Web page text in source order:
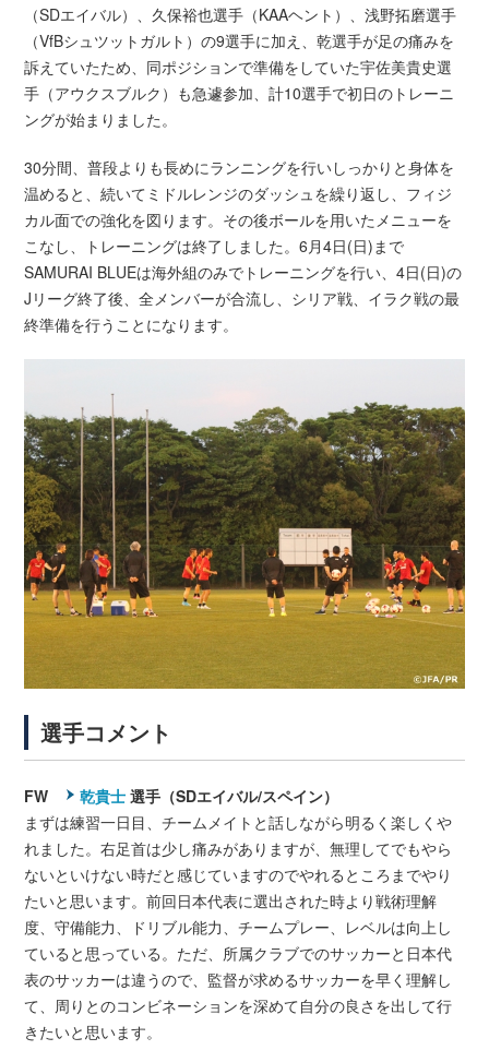
（SDエイバル）、久保裕也選手（KAAヘント）、浅野拓磨選手
（VfBシュツットガルト）の9選手に加え、乾選手が足の痛みを
訴えていたため、同ポジションで準備をしていた宇佐美貴史選
手（アウクスブルク）も急遽参加、計10選手で初日のトレーニ
ングが始まりました。
30分間、普段よりも長めにランニングを行いしっかりと身体を
温めると、続いてミドルレンジのダッシュを繰り返し、フィジ
カル面での強化を図ります。その後ボールを用いたメニューを
こなし、トレーニングは終了しました。6月4日(日)まで
SAMURAI BLUEは海外組のみでトレーニングを行い、4日(日)の
Jリーグ終了後、全メンバーが合流し、シリア戦、イラク戦の最
終準備を行うことになります。
選手コメント
FW 乾貴士 選手（SDエイバル/スペイン）
まずは練習一日目、チームメイトと話しながら明るく楽しくや
れました。右足首は少し痛みがありますが、無理してでもやら
ないといけない時だと感じていますのでやれるところまでやり
たいと思います。前回日本代表に選出された時より戦術理解
度、守備能力、ドリブル能力、チームプレー、レベルは向上し
ていると思っている。ただ、所属クラブでのサッカーと日本代
表のサッカーは違うので、監督が求めるサッカーを早く理解し
て、周りとのコンビネーションを深めて自分の良さを出して行
きたいと思います。